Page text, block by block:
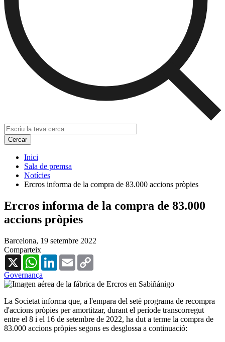
Inici
Sala de premsa
Notícies
Ercros informa de la compra de 83.000 accions pròpies
Ercros informa de la compra de 83.000
accions pròpies
Barcelona, 19 setembre 2022
Comparteix
X
WhatsAppLinkedInEmail
Governança
La Societat informa que, a l'empara del setè programa de recompra
d'accions pròpies per amortitzar, durant el període transcorregut
entre el 8 i el 16 de setembre de 2022, ha dut a terme la compra de
83.000 accions pròpies segons es desglossa a continuació: